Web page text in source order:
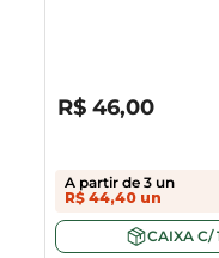
R$ 46,00
A partir de 3un
R$ 44,40un
CAIXAC/